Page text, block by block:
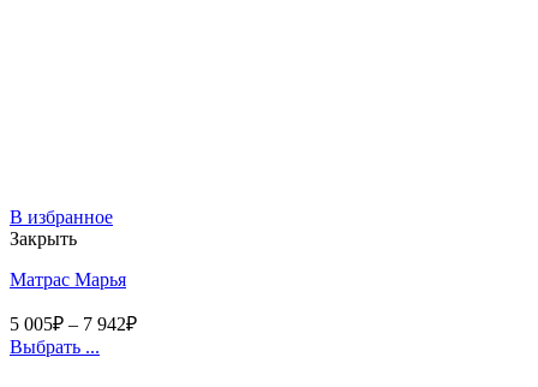
В избранное
Закрыть
Матрас Марья
5 005₽ – 7 942₽
Выбрать ...